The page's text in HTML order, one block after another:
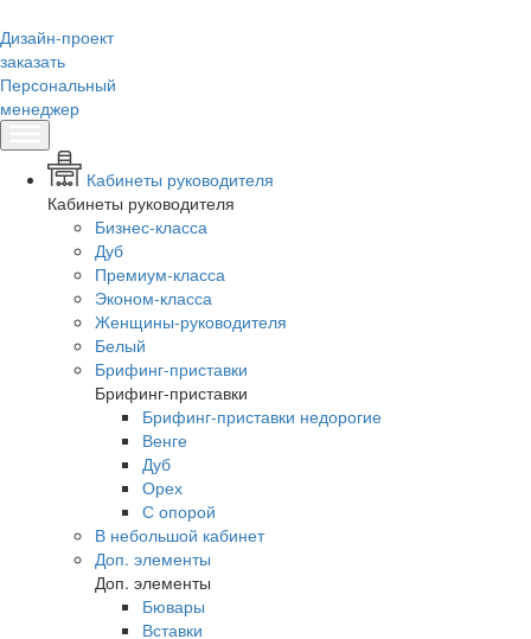
Дизайн-проект
заказать
Персональный
менеджер
Кабинеты руководителя
Кабинеты руководителя
Бизнес-класса
Дуб
Премиум-класса
Эконом-класса
Женщины-руководителя
Белый
Брифинг-приставки
Брифинг-приставки
Брифинг-приставки недорогие
Венге
Дуб
Орех
С опорой
В небольшой кабинет
Доп. элементы
Доп. элементы
Бювары
Вставки